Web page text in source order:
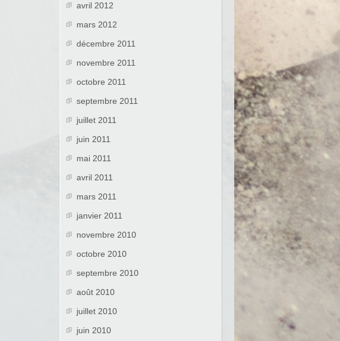
avril 2012
mars 2012
décembre 2011
novembre 2011
octobre 2011
septembre 2011
juillet 2011
juin 2011
mai 2011
avril 2011
mars 2011
janvier 2011
novembre 2010
octobre 2010
septembre 2010
août 2010
juillet 2010
juin 2010